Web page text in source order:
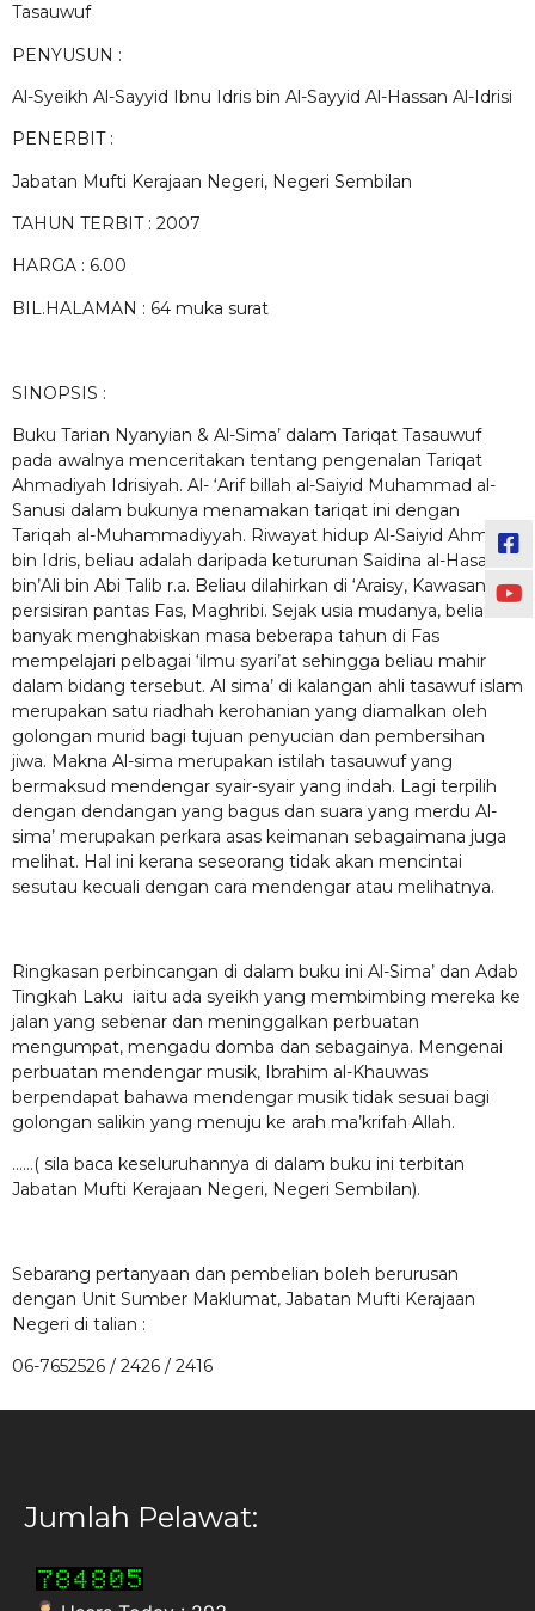
Tasauwuf
PENYUSUN :
Al-Syeikh Al-Sayyid Ibnu Idris bin Al-Sayyid Al-Hassan Al-Idrisi
PENERBIT :
Jabatan Mufti Kerajaan Negeri, Negeri Sembilan
TAHUN TERBIT : 2007
HARGA : 6.00
BIL.HALAMAN : 64 muka surat
SINOPSIS :
Buku Tarian Nyanyian & Al-Sima’ dalam Tariqat Tasauwuf
pada awalnya menceritakan tentang pengenalan Tariqat
Ahmadiyah Idrisiyah. Al- ‘Arif billah al-Saiyid Muhammad al-
Sanusi dalam bukunya menamakan tariqat ini dengan
Tariqah al-Muhammadiyyah. Riwayat hidup Al-Saiyid Ahmad
bin Idris, beliau adalah daripada keturunan Saidina al-Hasan
bin’Ali bin Abi Talib r.a. Beliau dilahirkan di ‘Araisy, Kawasan
persisiran pantas Fas, Maghribi. Sejak usia mudanya, beliau
banyak menghabiskan masa beberapa tahun di Fas
mempelajari pelbagai ‘ilmu syari’at sehingga beliau mahir
dalam bidang tersebut. Al sima’ di kalangan ahli tasawuf islam
merupakan satu riadhah kerohanian yang diamalkan oleh
golongan murid bagi tujuan penyucian dan pembersihan
jiwa. Makna Al-sima merupakan istilah tasauwuf yang
bermaksud mendengar syair-syair yang indah. Lagi terpilih
dengan dendangan yang bagus dan suara yang merdu Al-
sima’ merupakan perkara asas keimanan sebagaimana juga
melihat. Hal ini kerana seseorang tidak akan mencintai
sesutau kecuali dengan cara mendengar atau melihatnya.
Ringkasan perbincangan di dalam buku ini Al-Sima’ dan Adab
Tingkah Laku iaitu ada syeikh yang membimbing mereka ke
jalan yang sebenar dan meninggalkan perbuatan
mengumpat, mengadu domba dan sebagainya. Mengenai
perbuatan mendengar musik, Ibrahim al-Khauwas
berpendapat bahawa mendengar musik tidak sesuai bagi
golongan salikin yang menuju ke arah ma’krifah Allah.
……( sila baca keseluruhannya di dalam buku ini terbitan
Jabatan Mufti Kerajaan Negeri, Negeri Sembilan).
Sebarang pertanyaan dan pembelian boleh berurusan
dengan Unit Sumber Maklumat, Jabatan Mufti Kerajaan
Negeri di talian :
06-7652526 / 2426 / 2416
Jumlah Pelawat: